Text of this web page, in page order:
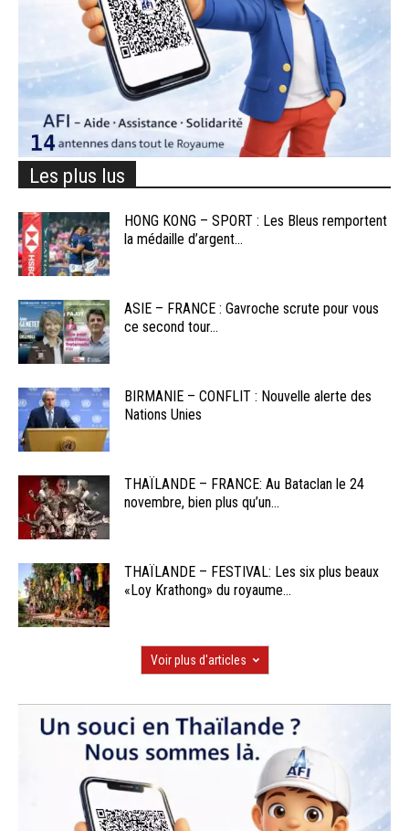
Les plus lus
HONG KONG – SPORT : Les Bleus remportent
la médaille d’argent...
ASIE – FRANCE : Gavroche scrute pour vous
ce second tour...
BIRMANIE – CONFLIT : Nouvelle alerte des
Nations Unies
THAÏLANDE – FRANCE: Au Bataclan le 24
novembre, bien plus qu’un...
THAÏLANDE – FESTIVAL: Les six plus beaux
«Loy Krathong» du royaume...
Voir plus d'articles